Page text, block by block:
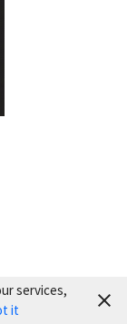
services,
it